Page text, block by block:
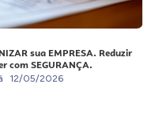
sua EMPRESA. Reduzir
com SEGURANÇA.
12/05/2026